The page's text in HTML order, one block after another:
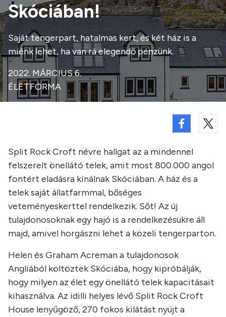
Skóciában!
Saját tengerpart, hatalmas kert, és két ház is a
miénk lehet, ha van rá elegendő pénzünk.
2022. MÁRCIUS 6.
ÉLETFORMA
Split Rock Croft névre hallgat az a mindennel
felszerelt önellátó telek, amit most 800.000 angol
fontért eladásra kínálnak Skóciában. A ház és a
telek saját állatfarmmal, bőséges
veteményeskerttel rendelkezik. Sőt! Az új
tulajdonosoknak egy hajó is a rendelkezésükre áll
majd, amivel horgászni lehet a közeli tengerparton.
Helen és Graham Acreman a tulajdonosok
Angliából költöztek Skóciába, hogy kipróbálják,
hogy milyen az élet egy önellátó telek kapacitásait
kihasználva. Az idilli helyes lévő Split Rock Croft
House lenyűgöző, 270 fokos kilátást nyújt a